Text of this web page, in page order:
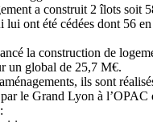
a construit 2 îlots soit
lui ont été cédées dont 56
la construction de
un global de 25,7 M€.
ils sont
le Grand Lyon à l’OPAC